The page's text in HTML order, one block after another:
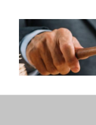
contenido